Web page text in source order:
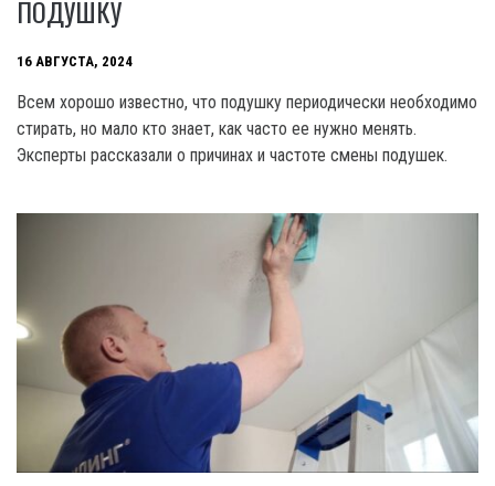
ПОДУШКУ
16 АВГУСТА, 2024
Всем хорошо известно, что подушку периодически необходимо
стирать, но мало кто знает, как часто ее нужно менять.
Эксперты рассказали о причинах и частоте смены подушек.